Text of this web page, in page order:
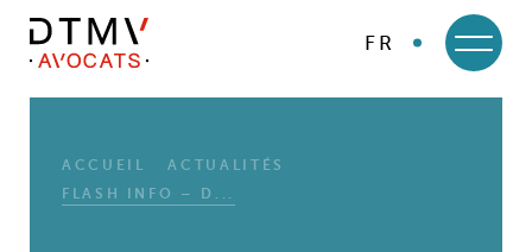
FR
ACCUEIL
ACTUALITÉS
FLASH INFO – D...